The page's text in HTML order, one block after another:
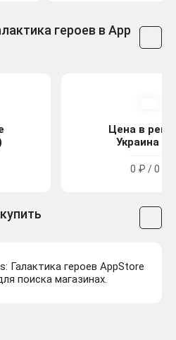
героев в App
Цена в
Украина
0 ₽ / 0 ₴
Галактика героев AppStore
поиска магазинах.